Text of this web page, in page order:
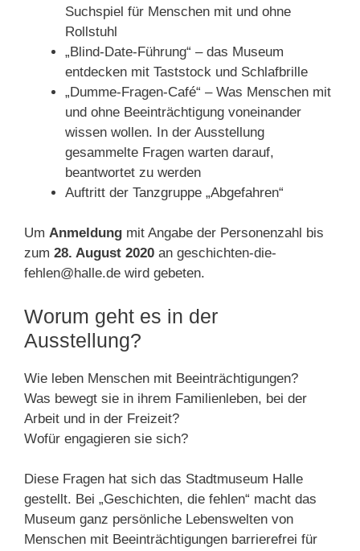
Suchspiel für Menschen mit und ohne
Rollstuhl
„Blind-Date-Führung“ – das Museum
entdecken mit Taststock und Schlafbrille
„Dumme-Fragen-Café“ – Was Menschen mit
und ohne Beeinträchtigung voneinander
wissen wollen. In der Ausstellung
gesammelte Fragen warten darauf,
beantwortet zu werden
Auftritt der Tanzgruppe „Abgefahren“
Um Anmeldung mit Angabe der Personenzahl bis
zum 28. August 2020 an geschichten-die-
fehlen@halle.de wird gebeten.
Worum geht es in der
Ausstellung?
Wie leben Menschen mit Beeinträchtigungen?
Was bewegt sie in ihrem Familienleben, bei der
Arbeit und in der Freizeit?
Wofür engagieren sie sich?
Diese Fragen hat sich das Stadtmuseum Halle
gestellt. Bei „Geschichten, die fehlen“ macht das
Museum ganz persönliche Lebenswelten von
Menschen mit Beeinträchtigungen barrierefrei für